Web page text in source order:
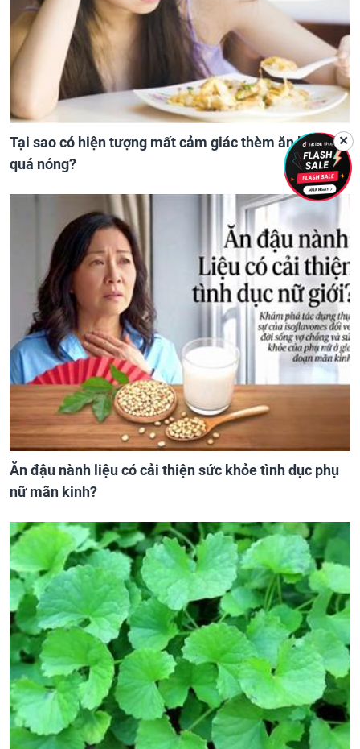
Tại sao có hiện tượng mất cảm giác thèm ăn khi trời
quá nóng?
Ăn đậu nành liệu có cải thiện sức khỏe tình dục phụ
nữ mãn kinh?
✕